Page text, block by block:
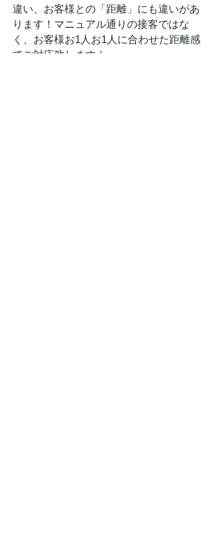
違い、お客様との「距離」にも違いがあ
ります！マニュアル通りの接客ではな
く、お客様お1人お1人に合わせた距離感
でご対応致します☆